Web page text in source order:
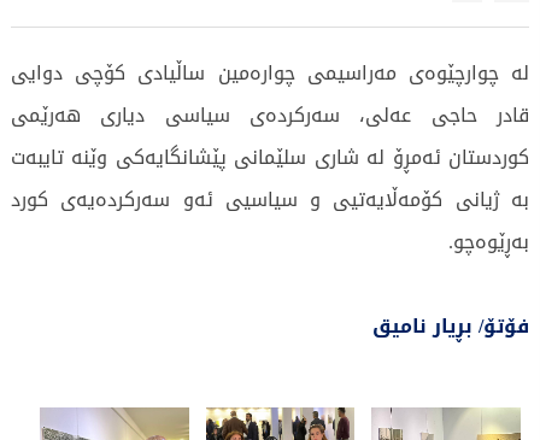
لە چوارچێوەى مەراسیمى چوارەمین ساڵیادى کۆچى دوایی
قادر حاجی عەلی، سەرکردەی سیاسی دیاری هەرێمی
کوردستان ئەمڕۆ لە شارى سلێمانى پێشانگایەکى وێنە تایبەت
بە ژیانى کۆمەڵایەتیی و سیاسیی ئەو سەرکردەیەى کورد
بەڕێوەچو.
فۆتۆ/ بڕیار نامیق